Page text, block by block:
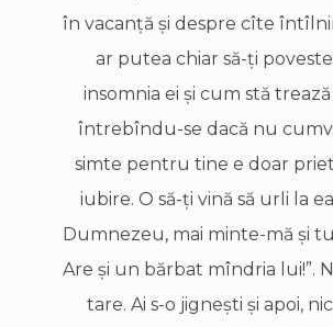
în vacanţă şi despre cîte
ar putea chiar să-ţi
insomnia ei şi cum stă
întrebîndu-se dacă nu
simte pentru tine e doar
iubire. O să-ţi vină să urli la
Dumnezeu, mai minte-mă şi
Are şi un bărbat mîndria lui!”.
tare. Ai s-o jigneşti şi apoi,